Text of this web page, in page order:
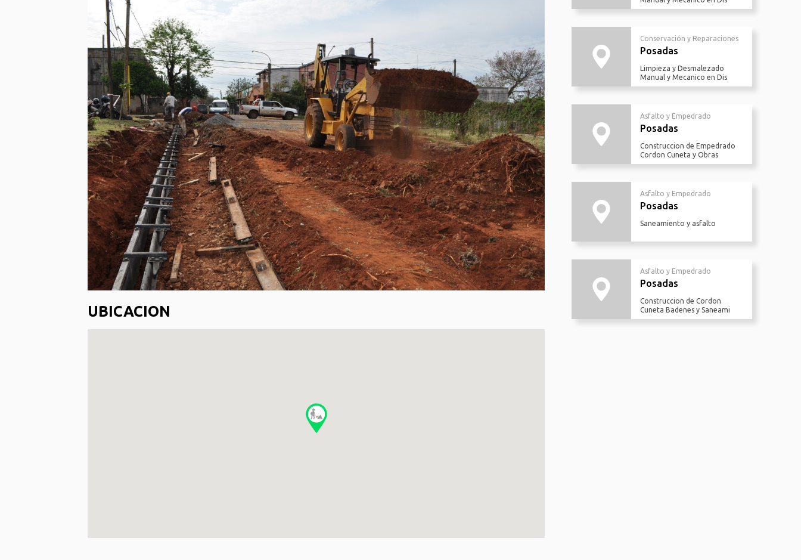
UBICACION
Conservación y Reparaciones
Posadas
Limpieza y Desmalezado
Manual y Mecanico en Dis
Asfalto y Empedrado
Posadas
Construccion de Empedrado
Cordon Cuneta y Obras
Asfalto y Empedrado
Posadas
Saneamiento y asfalto
Asfalto y Empedrado
Posadas
Construccion de Cordon
Cuneta Badenes y Saneami